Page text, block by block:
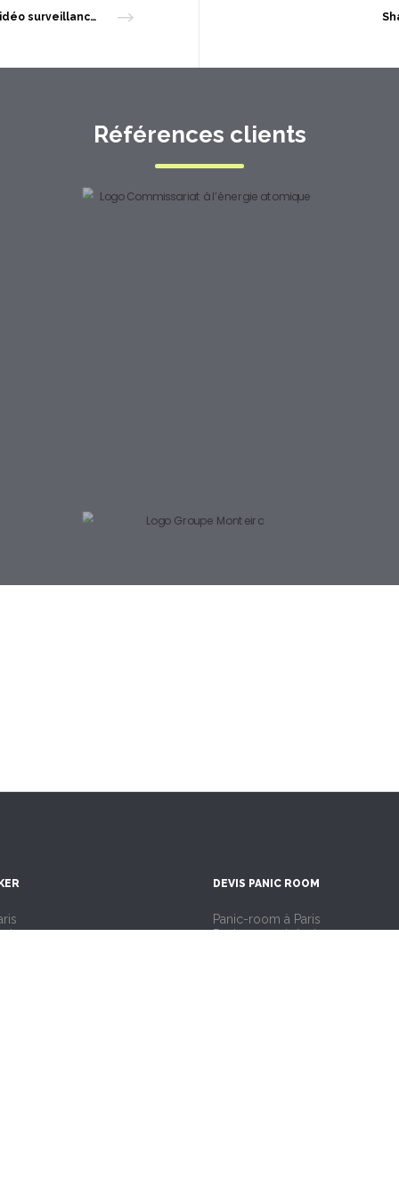
La vidéo surveillance ne protège personne
Références clients
DEVIS PANIC ROOM
Panic-room à Paris
Panic-room à Amiens